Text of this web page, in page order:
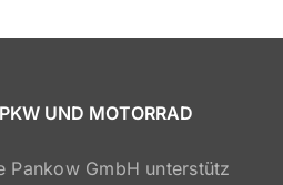
UND MOTORRAD
Pankow GmbH unterstütz